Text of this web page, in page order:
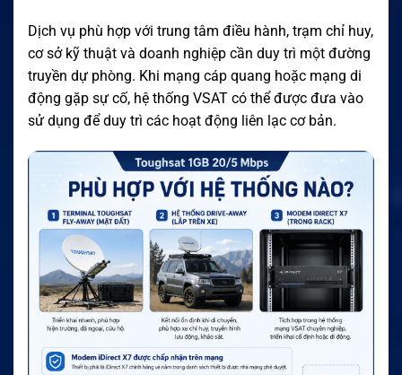
Dịch vụ phù hợp với trung tâm điều hành, trạm chỉ huy,
cơ sở kỹ thuật và doanh nghiệp cần duy trì một đường
truyền dự phòng. Khi mạng cáp quang hoặc mạng di
động gặp sự cố, hệ thống VSAT có thể được đưa vào
sử dụng để duy trì các hoạt động liên lạc cơ bản.